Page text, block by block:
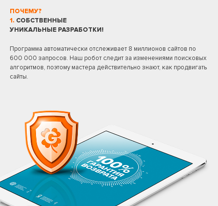
ПОЧЕМУ?
1. СОБСТВЕННЫЕ
УНИКАЛЬНЫЕ РАЗРАБОТКИ!
Программа автоматически отслеживает 8 миллионов сайтов по
600 000 запросов. Наш робот следит за изменениями поисковых
алгоритмов, поэтому мастера действительно знают, как продвигать
сайты.